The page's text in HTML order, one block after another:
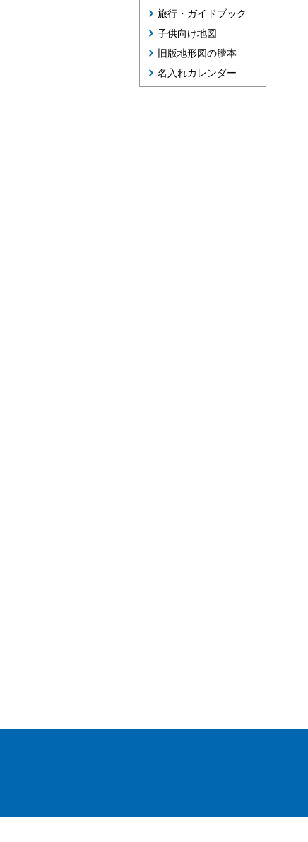
旅行・ガイドブック
子供向け地図
旧版地形図の謄本
名入れカレンダー